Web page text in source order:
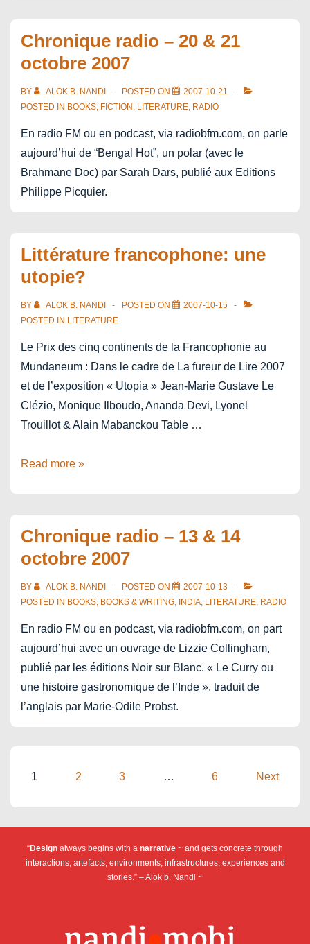
Chronique radio – 20 & 21
octobre 2007
BY ALOK B. NANDI POSTED ON
2007-10-21
POSTED IN BOOKS, FICTION , LITERATURE, RADIO
En radio FM ou en podcast, via radiobfm.com, on parle
aujourd’hui de “Bengal Hot”, un polar (avec le
Brahmane Doc) par Sarah Dars, publié aux Editions
Philippe Picquier.
Littérature francophone: une
utopie?
BY ALOK B. NANDI POSTED ON
2007-10-15
POSTED IN LITERATURE
Le Prix des cinq continents de la Francophonie au
Mundaneum : Dans le cadre de La fureur de Lire 2007
et de l’exposition « Utopia » Jean-Marie Gustave Le
Clézio, Monique Ilboudo, Ananda Devi, Lyonel
Trouillot & Alain Mabanckou Table …
Littérature
Read more »
Chronique radio – 13 & 14
octobre 2007
BY ALOK B. NANDI POSTED ON
2007-10-13
POSTED IN BOOKS, BOOKS & WRITING, INDIA, LITERATURE, RADIO
En radio FM ou en podcast, via radiobfm.com, on part
aujourd’hui avec un ouvrage de Lizzie Collingham,
publié par les éditions Noir sur Blanc. « Le Curry ou
une histoire gastronomique de l’Inde », traduit de
l’anglais par Marie-Odile Probst.
Posts
1 2 3 … 6 Next
“Design always begins with a narrative ~ and gets concrete through
interactions, artefacts, environments, infrastructures, experiences and
stories.” – Alok b. Nandi ~